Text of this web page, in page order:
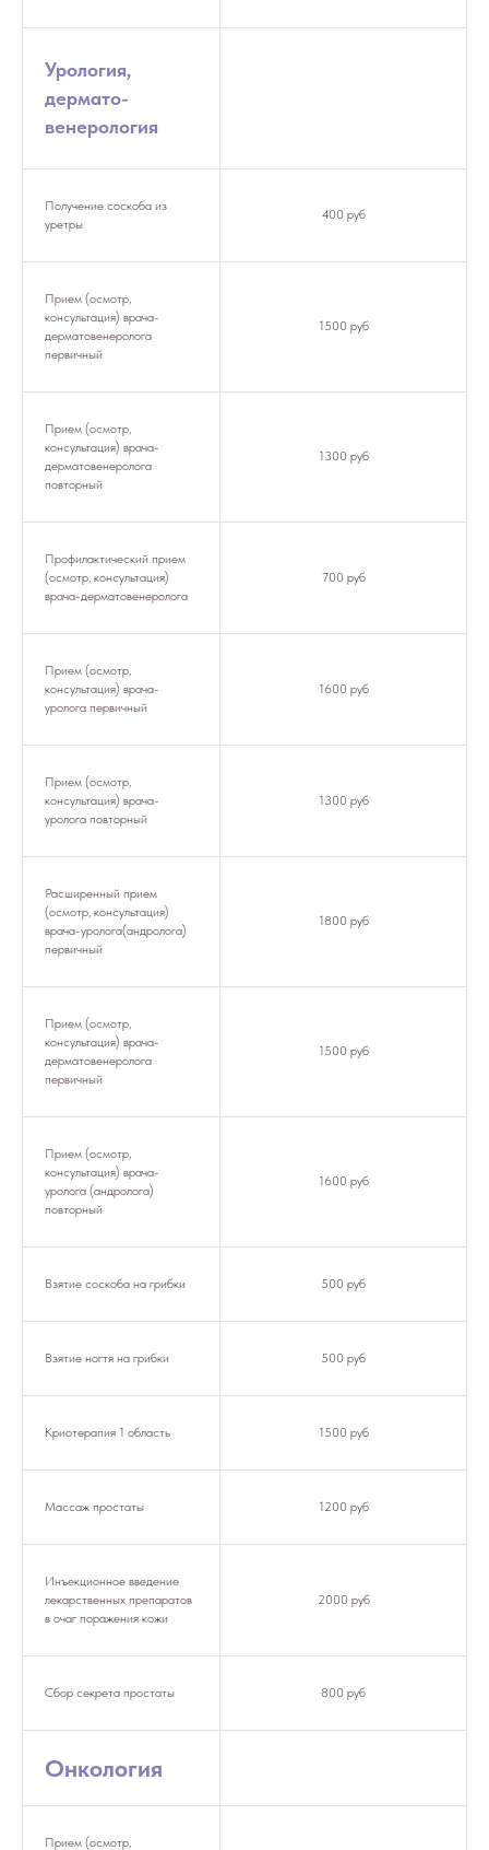
Урология,
дермато-
венерология
Получение соскоба из
уретры
400 руб
Прием (осмотр,
консультация) врача-
дерматовенеролога
первичный
1500 руб
Прием (осмотр,
консультация) врача-
дерматовенеролога
повторный
1300 руб
Профилактический прием
(осмотр, консультация)
врача-дерматовенеролога
700 руб
Прием (осмотр,
консультация) врача-
уролога первичный
1600 руб
Прием (осмотр,
консультация) врача-
уролога повторный
1300 руб
Расширенный прием
(осмотр, консультация)
врача-уролога(андролога)
первичный
1800 руб
Прием (осмотр,
консультация) врача-
дерматовенеролога
первичный
1500 руб
Прием (осмотр,
консультация) врача-
уролога (андролога)
повторный
1600 руб
Взятие соскоба на грибки 500 руб
Взятие ногтя на грибки 500 руб
Криотерапия 1 область 1500 руб
Массаж простаты 1200 руб
Инъекционное введение
лекарственных препаратов
в очаг поражения кожи
2000 руб
Сбор секрета простаты 800 руб
Онкология
Прием (осмотр,